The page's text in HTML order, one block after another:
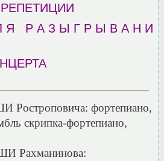
Я Р А З Ы Г Р Ы В А Н И
Ростроповича: фортепиано,
скрипка-фортепиано,
Рахманинова: